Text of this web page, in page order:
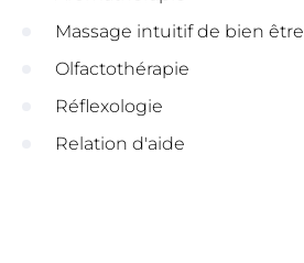
Massage intuitif de bien être
Olfactothérapie
Réflexologie
Relation d'aide